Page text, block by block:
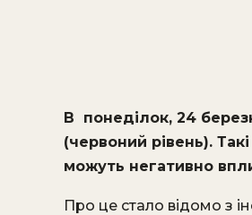
В понеділок, 24
(червоний рівень).
можуть негативно
Про це стало відомо з